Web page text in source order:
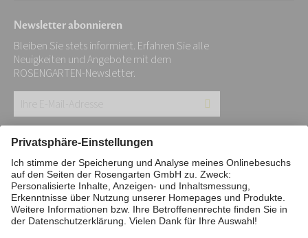
Newsletter abonnieren
Bleiben Sie stets informiert. Erfahren Sie alle
Neuigkeiten und Angebote mit dem
ROSENGARTEN-Newsletter.
E-
Mail-
Adresse:
*
Impressum Datenschutz
Stiftung
Interne Meldestelle
Zahlungsmittel
Barrierefreiheitserklärung
Vertrag widerrufen